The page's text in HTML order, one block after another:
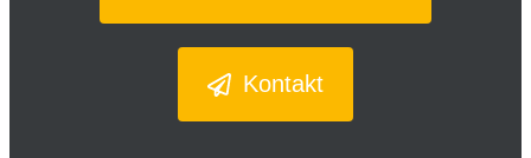
Kontakt